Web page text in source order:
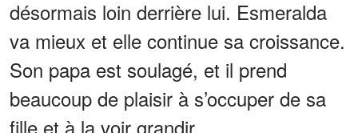
désormais loin derrière lui. Esmeralda
va mieux et elle continue sa croissance.
Son papa est soulagé, et il prend
beaucoup de plaisir à s’occuper de sa
fille et à la voir grandir.